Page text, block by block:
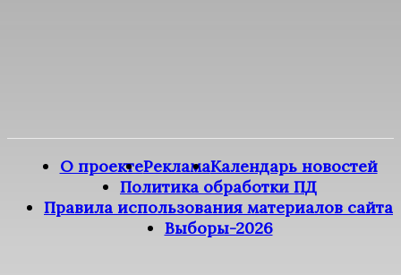
О проектеРекламаКалендарь новостей
Политика обработки ПД
Правила использования материалов сайта
Выборы-2026